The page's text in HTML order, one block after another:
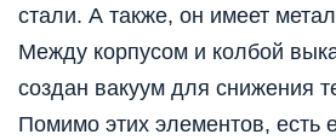
стали. А также, он имеет
Между корпусом и колбой
создан вакуум для снижения
Помимо этих элементов, есть